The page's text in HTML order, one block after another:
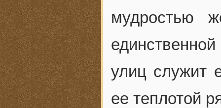
мудростью
улиц служит
ее теплотой